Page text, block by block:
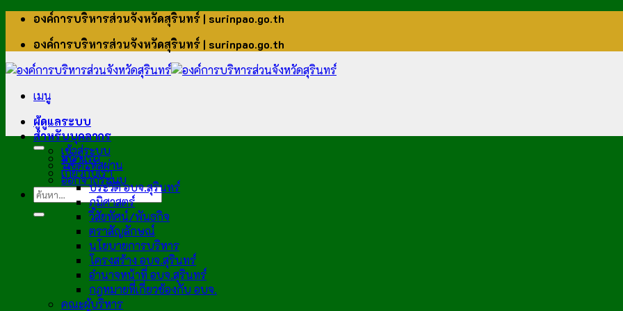
ข้าม
เนื้อหา
องค์การบริหารส่วนจังหวัดสุรินทร์ | surinpao.go.th
องค์การบริหารส่วนจังหวัดสุรินทร์ | surinpao.go.th
เมนู
ผู้ดูแลระบบ
สำหรับบุคลากร
เข้าสู่ระบบ
รีเซ็ตรหัสผ่าน
ออกจากระบบ
หน้าแรก
เกี่ยวกับเรา
ประวัติ อบจ.สุรินทร์
ภูมิศาสตร์
วิสัยทัศน์/พันธกิจ
ตราสัญลักษณ์
นโยบายการบริหาร
โครงสร้าง อบจ.สุรินทร์
อำนาจหน้าที่ อบจ.สุรินทร์
กฎหมายที่เกี่ยวข้องกับ อบจ.
คณะผู้บริหาร